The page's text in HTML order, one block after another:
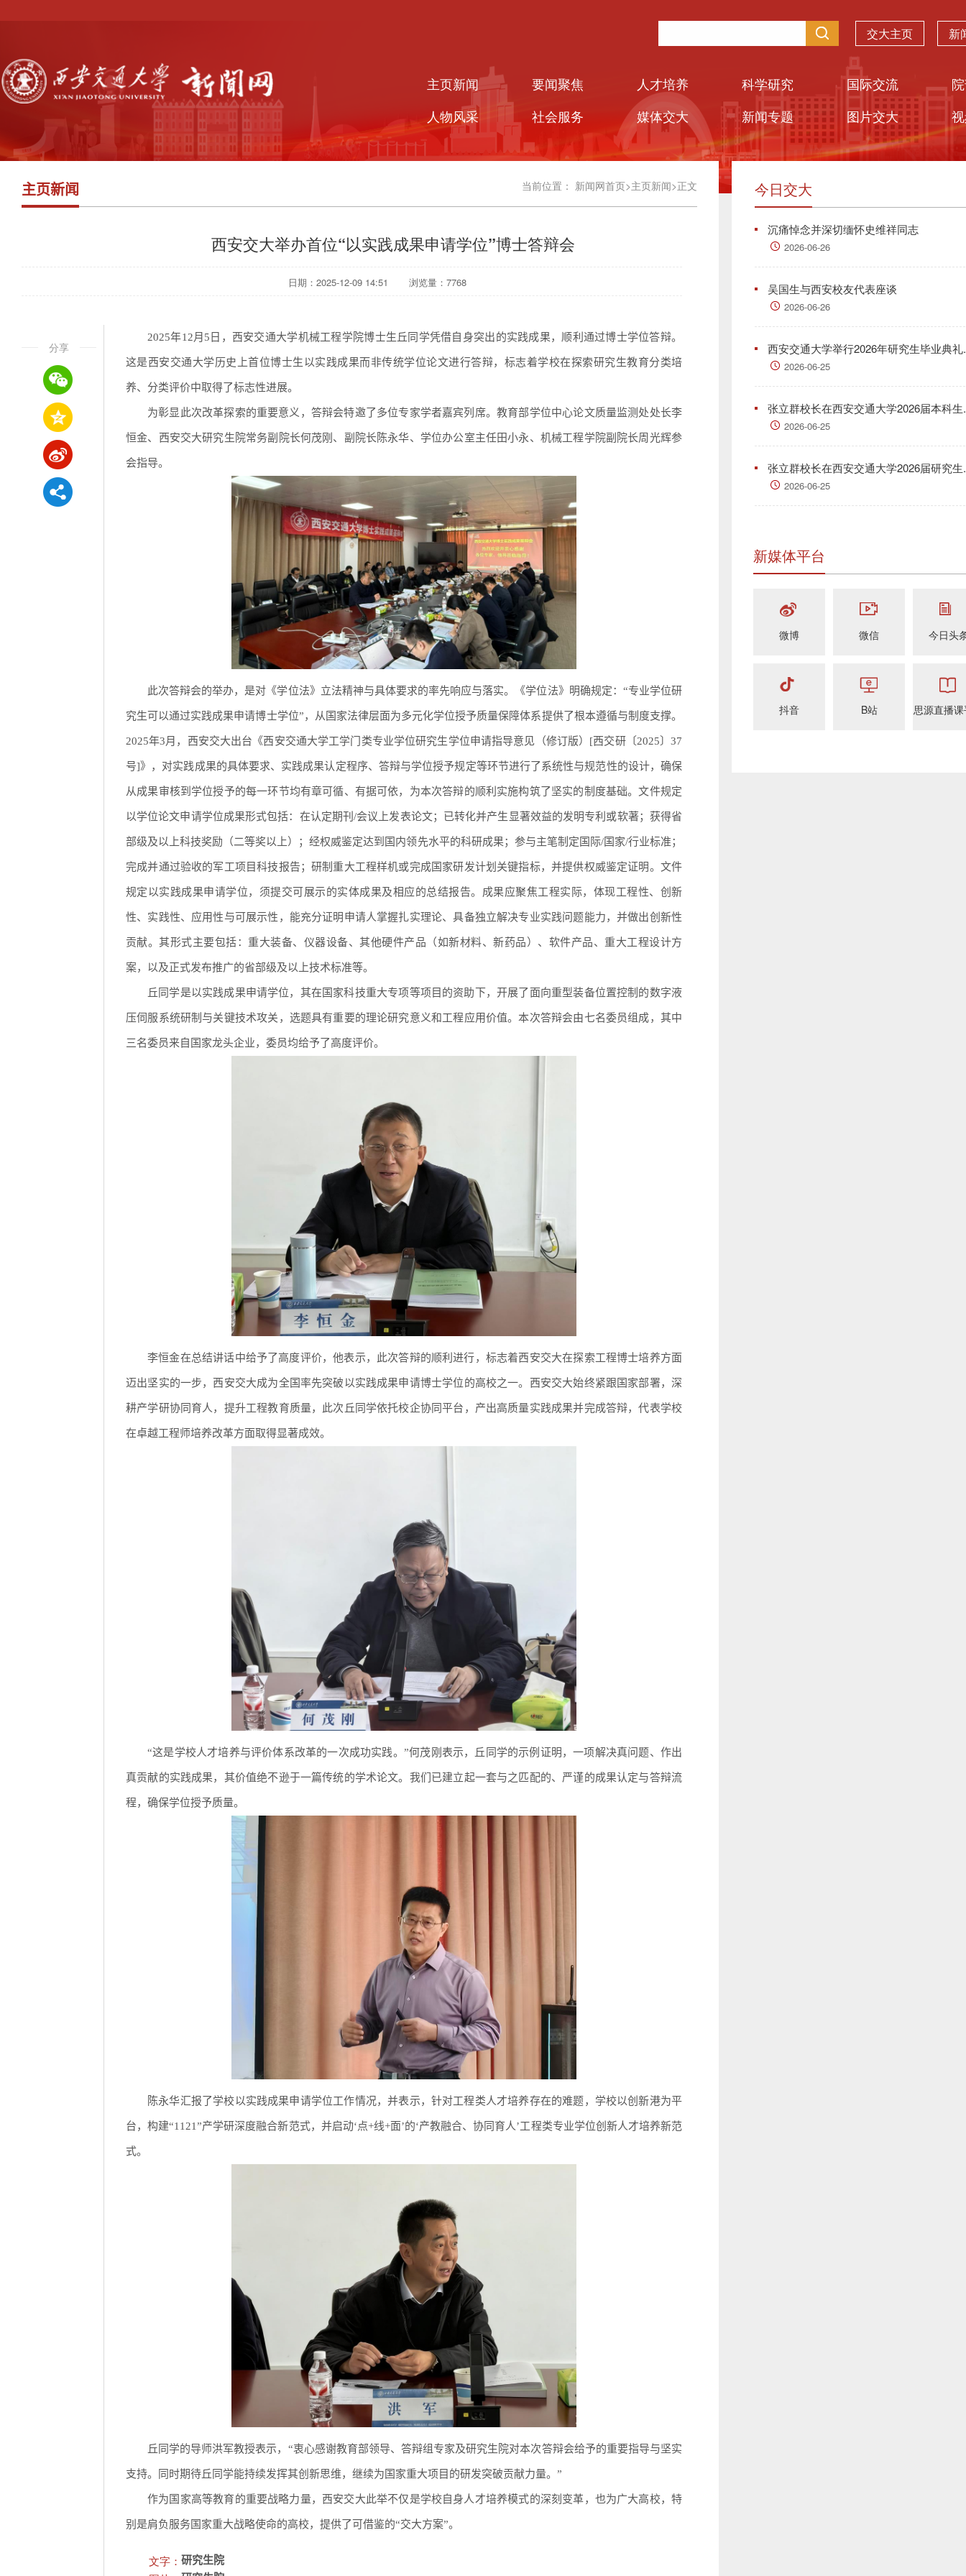
交大主页 新
主页新闻 要闻聚焦 人才培养 科学研究 国际交流
人物风采
社会服务 媒体交大 新闻专题 图片交大
当前位置： 新闻网首页>主页新闻>正文
主页新闻
分享
西安交大举办首位“以实践成果申请学位”博士答辩会
日期：2025-12-09 14:51 浏览量： 7768
2025年12月5日，西安交通大学机械工程学院博士生丘同学凭借自身突出的实践成果，顺利通过博士学位答辩。
这是西安交通大学历史上首位博士生以实践成果而非传统学位论文进行答辩，标志着学校在探索研究生教育分类培
养、分类评价中取得了标志性进展。
为彰显此次改革探索的重要意义，答辩会特邀了多位专家学者嘉宾列席。教育部学位中心论文质量监测处处长李
恒金、西安交大研究生院常务副院长何茂刚、副院长陈永华、学位办公室主任田小永、机械工程学院副院长周光辉参
会指导。
此次答辩会的举办，是对《学位法》立法精神与具体要求的率先响应与落实。《学位法》明确规定：“专业学位研
究生可以通过实践成果申请博士学位”，从国家法律层面为多元化学位授予质量保障体系提供了根本遵循与制度支撑。
2025年3月，西安交大出台《西安交通大学工学门类专业学位研究生学位申请指导意见（修订版）[西交研〔2025〕37
号]》，对实践成果的具体要求、实践成果认定程序、答辩与学位授予规定等环节进行了系统性与规范性的设计，确保
从成果审核到学位授予的每一环节均有章可循、有据可依，为本次答辩的顺利实施构筑了坚实的制度基础。文件规定
以学位论文申请学位成果形式包括：在认定期刊/会议上发表论文；已转化并产生显著效益的发明专利或软著；获得省
部级及以上科技奖励（二等奖以上）；经权威鉴定达到国内领先水平的科研成果；参与主笔制定国际/国家/行业标准；
完成并通过验收的军工项目科技报告；研制重大工程样机或完成国家研发计划关键指标，并提供权威鉴定证明。文件
规定以实践成果申请学位，须提交可展示的实体成果及相应的总结报告。成果应聚焦工程实际，体现工程性、创新
性、实践性、应用性与可展示性，能充分证明申请人掌握扎实理论、具备独立解决专业实践问题能力，并做出创新性
贡献。其形式主要包括：重大装备、仪器设备、其他硬件产品（如新材料、新药品）、软件产品、重大工程设计方
案，以及正式发布推广的省部级及以上技术标准等。
丘同学是以实践成果申请学位，其在国家科技重大专项等项目的资助下，开展了面向重型装备位置控制的数字液
压伺服系统研制与关键技术攻关，选题具有重要的理论研究意义和工程应用价值。本次答辩会由七名委员组成，其中
三名委员来自国家龙头企业，委员均给予了高度评价。
李恒金在总结讲话中给予了高度评价，他表示，此次答辩的顺利进行，标志着西安交大在探索工程博士培养方面
迈出坚实的一步，西安交大成为全国率先突破以实践成果申请博士学位的高校之一。西安交大始终紧跟国家部署，深
耕产学研协同育人，提升工程教育质量，此次丘同学依托校企协同平台，产出高质量实践成果并完成答辩，代表学校
在卓越工程师培养改革方面取得显著成效。
“这是学校人才培养与评价体系改革的一次成功实践。”何茂刚表示，丘同学的示例证明，一项解决真问题、作出
真贡献的实践成果，其价值绝不逊于一篇传统的学术论文。我们已建立起一套与之匹配的、严谨的成果认定与答辩流
程，确保学位授予质量。
陈永华汇报了学校以实践成果申请学位工作情况，并表示，针对工程类人才培养存在的难题，学校以创新港为平
台，构建“1121”产学研深度融合新范式，并启动‘点+线+面’的‘产教融合、协同育人’工程类专业学位创新人才培养新范
式。
丘同学的导师洪军教授表示，“衷心感谢教育部领导、答辩组专家及研究生院对本次答辩会给予的重要指导与坚实
支持。同时期待丘同学能持续发挥其创新思维，继续为国家重大项目的研发突破贡献力量。”
作为国家高等教育的重要战略力量，西安交大此举不仅是学校自身人才培养模式的深刻变革，也为广大高校，特
别是肩负服务国家重大战略使命的高校，提供了可借鉴的“交大方案”。
文字： 研究生院
今日交大
沉痛悼念并深切缅怀史维祥同志
2026-06-26
吴国生与西安校友代表座谈
2026-06-26
西安交通大学举行2026年研究生毕业典礼
2026-06-25
张立群校长在西安交通大学2026届本科生
2026-06-25
张立群校长在西安交通大学2026届研究生
2026-06-25
新媒体平台
微博 微信 今日头
抖音 B站 思源直播